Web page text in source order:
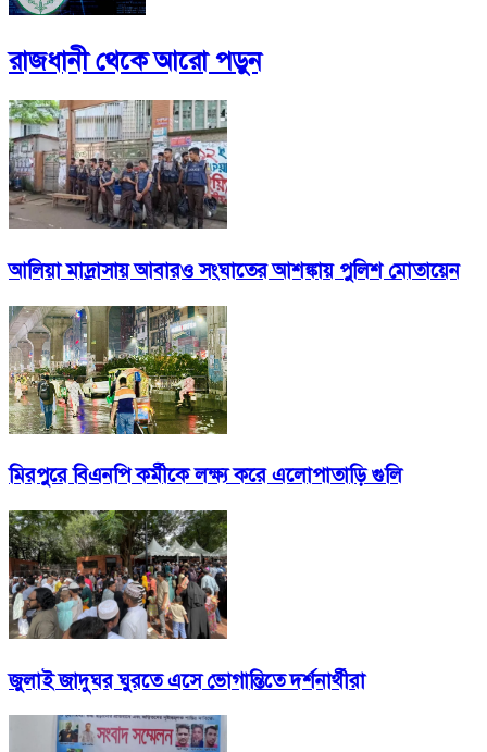
রাজধানীথেকে আরো পড়ুন
আলিয়া মাদ্রাসায় আবারও সংঘাতের আশঙ্কায় পুলিশ মোতায়েন
মিরপুরে বিএনপি কর্মীকে লক্ষ্য করে এলোপাতাড়ি গুলি
জুলাই জাদুঘর ঘুরতে এসে ভোগান্তিতে দর্শনার্থীরা